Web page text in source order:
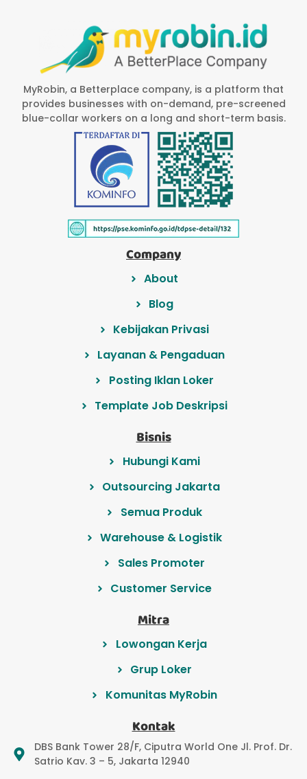
MyRobin, a Betterplace company, is a platform that
provides businesses with on-demand, pre-screened
blue-collar workers on a long and short-term basis.
Company
About
Blog
Kebijakan Privasi
Layanan & Pengaduan
Posting Iklan Loker
Template Job Deskripsi
Bisnis
Hubungi Kami
Outsourcing Jakarta
Semua Produk
Warehouse & Logistik
Sales Promoter
Customer Service
Mitra
Lowongan Kerja
Grup Loker
Komunitas MyRobin
Kontak
DBS Bank Tower 28/F, Ciputra World One Jl. Prof. Dr.
Satrio Kav. 3 – 5, Jakarta 12940